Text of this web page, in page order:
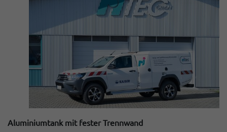
Aluminiumtank mit fester Trennwand